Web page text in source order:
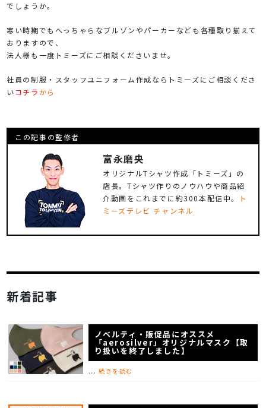
でしょうか。
寒い時期でもへっちゃらなブルゾンやパーカーなども各種取り揃えて
おりますので、
法人様も一度トミーズにご相談くださいませ。
社員の制服・スタッフユニフォーム作成ならトミーズにご相談くださ
いコチラ から
この記事の監修者
富永磨央
オリジナルTシャツ作成「トミーズ」の
店長。Tシャツ作りのノウハウや商品紹
介動画をこれまでに約300本配信中。
ト
ミーズテレビ チャンネル
新着記事
ノベルティ・販促品にオススメ
「aerosilver」オリジナルマスク【取
り扱いを終了しました】
... 続きを読む